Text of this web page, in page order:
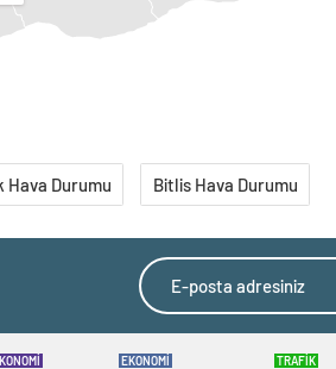
Hava Durumu Bitlis Hava Durumu
EKONOMİ TRAFİK